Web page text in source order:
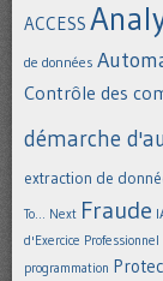
ACCESS
de données
Contrôle des
démarche
extraction de
To... Next Fraude
d'Exercice Professionnel
programmation